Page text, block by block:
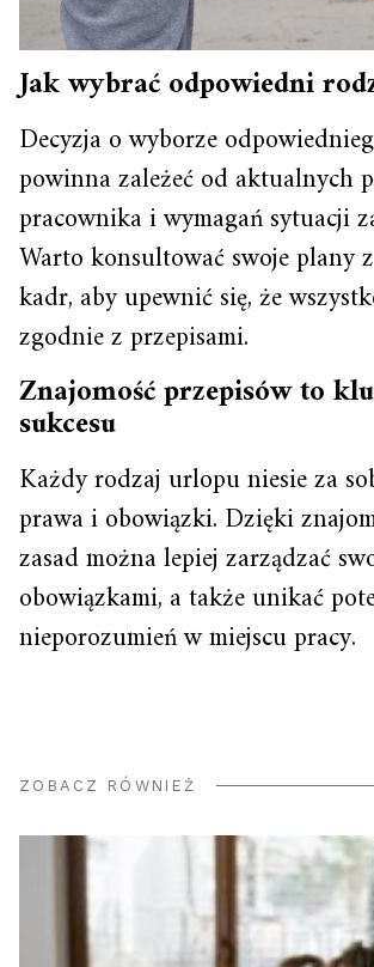
Jak wybrać odpowiedni
Decyzja o wyborze
powinna zależeć od aktualnych
pracownika i wymagań sytuacji
Warto konsultować swoje plany
kadr, aby upewnić się, że
zgodnie z przepisami.
Znajomość przepisów to
sukcesu
Każdy rodzaj urlopu niesie za
prawa i obowiązki. Dzięki
zasad można lepiej zarządzać
obowiązkami, a także unikać
nieporozumień w miejscu pracy.
ZOBACZ RÓWNIEŻ